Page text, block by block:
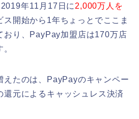
年11月17日に 2,000万人を
ス開始から1年ちょっとでここま
おり、PayPay加盟店は170万店
えたのは、PayPayのキャンペー
還元によるキャッシュレス決済